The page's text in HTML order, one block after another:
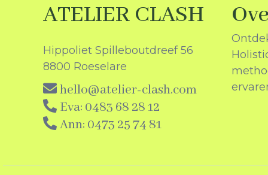
ATELIER CLASH
Hippoliet Spilleboutdreef 56
8800 Roeselare
hello@atelier-clash.com
Eva: 0483 68 28 12
Ann: 0473 25 74 81